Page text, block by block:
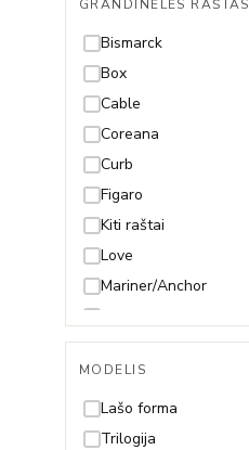
49cm
50cm
55cm
60cm
65cm
70cm
GRANDINĖLĖS RAŠTAS
Bismarck
Box
Cable
Coreana
Curb
Figaro
Kiti raštai
Love
Mariner/Anchor
Paperclip
Pitonas
Rolo
Rombo
MODELIS
Lašo forma
Trilogija